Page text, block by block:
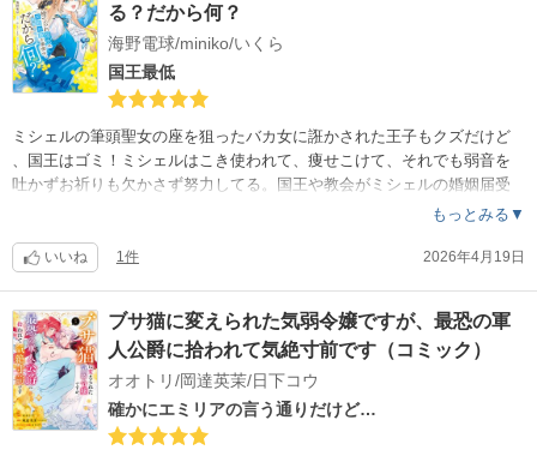
る？だから何？
海野電球/miniko/いくら
国王最低
ミシェルの筆頭聖女の座を狙ったバカ女に誑かされた王子もクズだけど
、国王はゴミ！ミシェルはこき使われて、痩せこけて、それでも弱音を
吐かずお祈りも欠かさず努力してる。国王や教会がミシェルの婚姻届受
理の邪魔しなくて良かった。ミシェルが幸せでいられますように…もっとみる▼
いいね 1件 2026年4月19日
ブサ猫に変えられた気弱令嬢ですが、最恐の軍
人公爵に拾われて気絶寸前です（コミック）
オオトリ/岡達英茉/日下コウ
確かにエミリアの言う通りだけど…